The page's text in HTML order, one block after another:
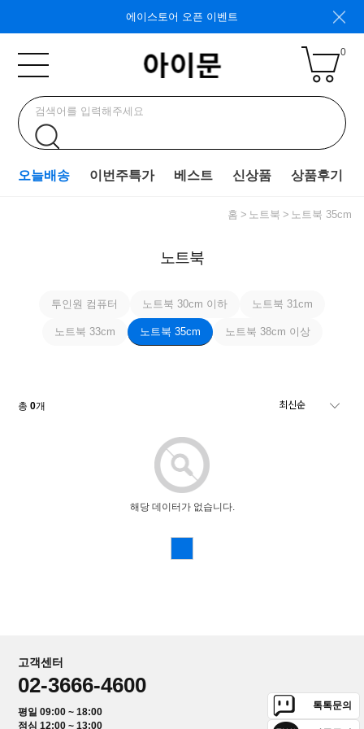
에이스토어 오픈 이벤트
0
오늘배송 이번주특가 베스트 신상품 상품후기
홈 노트북 노트북 35cm
노트북
투인원 컴퓨터 노트북 30cm 이하 노트북 31cm
노트북 33cm 노트북 35cm 노트북 38cm 이상
총0개
해당 데이터가 없습니다.
고객센터
02-3666-4600
평일 09:00 ~ 18:00
점심 12:00 ~ 13:00
톡톡문의